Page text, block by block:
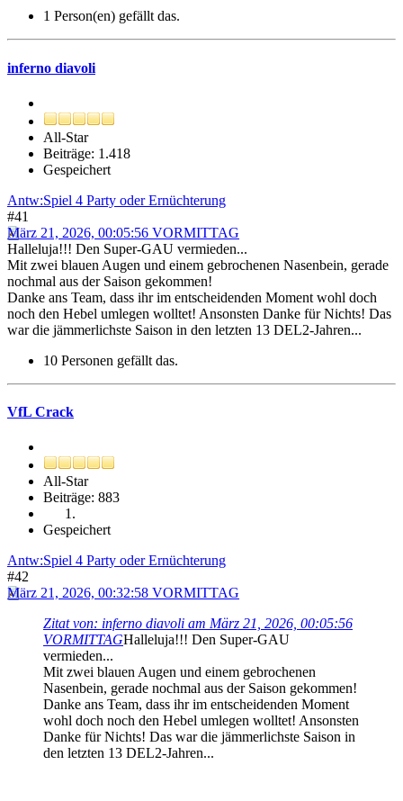
1 Person(en) gefällt das.
inferno diavoli
All-Star
Beiträge: 1.418
Gespeichert
Antw:Spiel 4 Party oder Ernüchterung
#41
März 21, 2026, 00:05:56 VORMITTAG
Halleluja!!! Den Super-GAU vermieden...
Mit zwei blauen Augen und einem gebrochenen Nasenbein, gerade
nochmal aus der Saison gekommen!
Danke ans Team, dass ihr im entscheidenden Moment wohl doch
noch den Hebel umlegen wolltet! Ansonsten Danke für Nichts! Das
war die jämmerlichste Saison in den letzten 13 DEL2-Jahren...
10 Personen gefällt das.
VfL Crack
All-Star
Beiträge: 883
Gespeichert
Antw:Spiel 4 Party oder Ernüchterung
#42
März 21, 2026, 00:32:58 VORMITTAG
Zitat von: inferno diavoli am März 21, 2026, 00:05:56
VORMITTAGHalleluja!!! Den Super-GAU
vermieden...
Mit zwei blauen Augen und einem gebrochenen
Nasenbein, gerade nochmal aus der Saison gekommen!
Danke ans Team, dass ihr im entscheidenden Moment
wohl doch noch den Hebel umlegen wolltet! Ansonsten
Danke für Nichts! Das war die jämmerlichste Saison in
den letzten 13 DEL2-Jahren...